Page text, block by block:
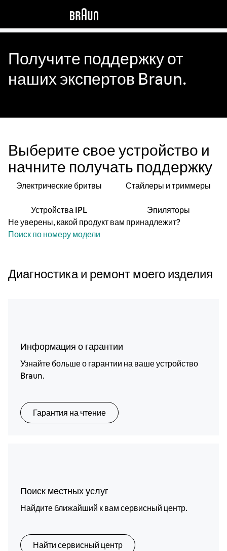
Получите поддержку от наших экспертов Braun
Получите поддержку от
наших экспертов Braun.
Выберите свое устройство и
начните получать поддержку
Электрические бритвы Стайлеры и триммеры
Устройства IPL
Эпиляторы
Не уверены, какой продукт вам принадлежит?
Поиск по номеру модели
Диагностика и ремонт моего изделия
Информация о гарантии
Узнайте больше о гарантии на ваше устройство
Braun.
Гарантия на чтение
Поиск местных услуг
Найдите ближайший к вам сервисный центр.
Найти сервисный центр